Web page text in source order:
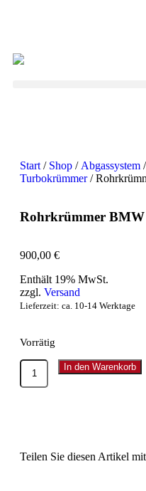
Start / Shop / Abgassystem /
Turbokrümmer/
Rohrkrümmer
900,00 €
Enthält 19% MwSt.
zzgl. Versand
Lieferzeit: ca. 10-14 Werktage
Vorrätig
In den Warenkorb
Teilen Sie diesen Artikel